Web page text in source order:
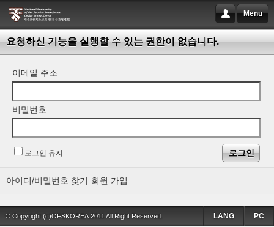
Menu
요청하신 기능을 실행할 수 있는 권한이 없습니다.
이메일 주소
비밀번호
로그인 유지
아이디/비밀번호 찾기 회원 가입
© Copyright (c)OFSKOREA.2011 All Right Reserved. PC
LANG